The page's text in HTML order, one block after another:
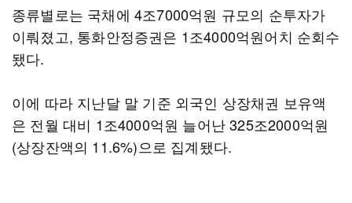
종류별로는 국채에 4조7000억원 규모의 순투자가
이뤄졌고, 통화안정증권은 1조4000억원어치 순회수
됐다.
이에 따라 지난달 말 기준 외국인 상장채권 보유액
은 전월 대비 1조4000억원 늘어난 325조2000억원
(상장잔액의 11.6%)으로 집계됐다.